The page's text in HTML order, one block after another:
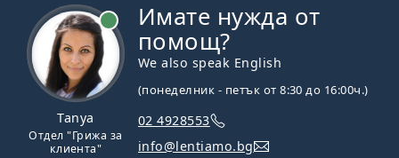
Tanya
Отдел "Грижа за
клиента"
Имате нужда от
помощ?
We also speak English
(понеделник - петък от 8:30 до 16:00ч.)
02 4928553
info@lentiamo.bg